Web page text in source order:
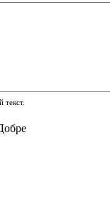
текст.